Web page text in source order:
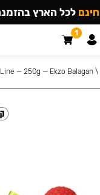
\
— 250g — Ekzo Balagan
חינם לכל הארץ בהזמנה
1